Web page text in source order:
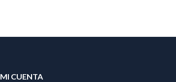
MI CUENTA